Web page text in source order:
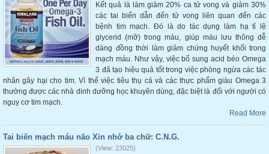
Kết quả là làm giảm 20% ca tử vong và giảm 30%
các tai biến dẫn đến tử vong liên quan đến các
bệnh tim mạch. Đó là do tác dụng làm hạ tỉ lệ
glycerid (mỡ) trong máu, giúp máu lưu thông dễ
dàng đồng thời làm giảm chứng huyết khối trong
mạch máu. Như vậy, việc bổ sung acid béo Omega
3 đã tạo hiệu quả tốt trong việc phòng ngừa các tác
nhân gây hại cho tim. Vì thế việc tiêu thụ cá và các thực phẩm giàu Omega 3
thường được các nhà dinh dưỡng học khuyên dùng, đặc biệt là đối với người có
nguy cơ tim mạch.
Read More
Tai biến mạch máu não Xin nhớ ba chữ: C.N.G.
(View: 23025)